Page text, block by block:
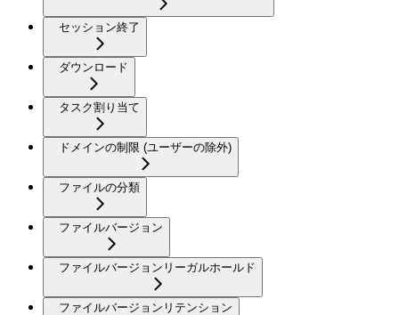
セッション終了
ダウンロード
タスク割り当て
ドメインの制限 (ユーザーの除外)
ファイルの分類
ファイルバージョン
ファイルバージョンリーガルホールド
ファイルバージョンリテンション